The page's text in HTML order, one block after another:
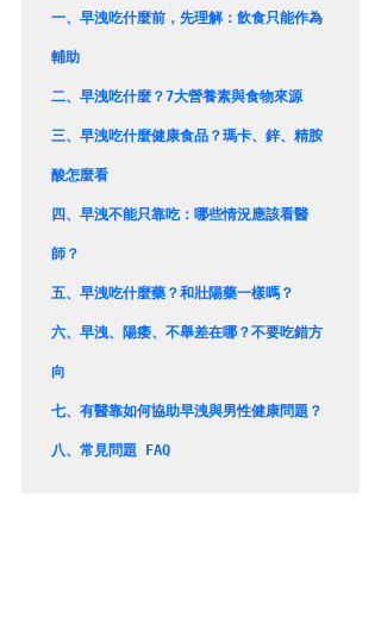
一、 早洩吃什麼前，先理解：飲食只能作為
輔助
二、 早洩吃什麼？7大營養素與食物來源
三、 早洩吃什麼健康食品？瑪卡、鋅、精胺
酸怎麼看
四、 早洩不能只靠吃：哪些情況應該看醫
師？
五、 早洩吃什麼藥？和壯陽藥一樣嗎？
六、 早洩、陽痿、不舉差在哪？不要吃錯方
向
七、 有醫靠如何協助早洩與男性健康問題？
八、 常見問題 FAQ